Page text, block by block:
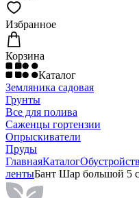
Избранное
Корзина
Каталог
Земляника садовая
Грунты
Все для полива
Саженцы гортензии
Опрыскиватели
Пруды
ГлавнаяКаталог
лентыБант Шар большой 5